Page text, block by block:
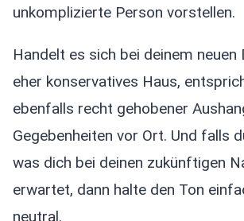
unkomplizierte Person vorstellen.
Handelt es sich bei deinem neuen
eher konservatives Haus,
ebenfalls recht gehobener
Gegebenheiten vor Ort. Und falls
was dich bei deinen zukünftigen
erwartet, dann halte den Ton
neutral.